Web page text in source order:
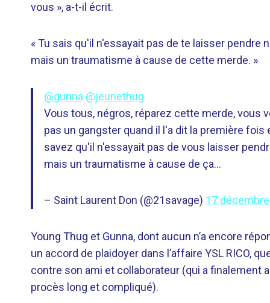
vous », a-t-il écrit.
« Tu sais qu'il n'essayait pas de te laisser pendre
mais un traumatisme à cause de cette merde. »
@gunna @jeunethug
Vous tous, négros, réparez cette merde, vous
pas un gangster quand il l'a dit la première
savez qu'il n'essayait pas de vous laisser
mais un traumatisme à cause de ça…
– Saint Laurent Don (@21savage) 17
Young Thug et Gunna, dont aucun n’a encore
un accord de plaidoyer dans l’affaire YSL RICO,
contre son ami et collaborateur (qui a finalement
procès long et compliqué).